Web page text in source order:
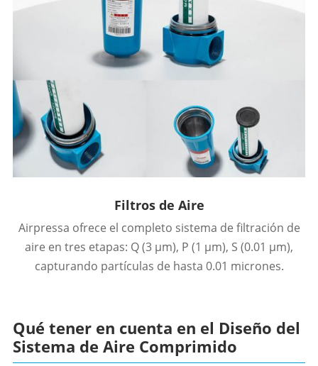
Filtros de Aire
Airpressa ofrece el completo sistema de filtración de
aire en tres etapas: Q (3 μm), P (1 μm), S (0.01 μm),
capturando partículas de hasta 0.01 micrones.
Qué tener en cuenta en el Diseño del
Sistema de Aire Comprimido